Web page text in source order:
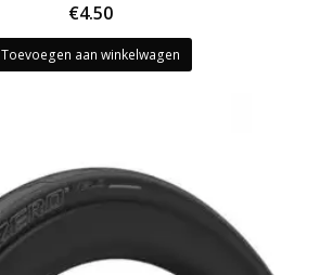
€4.50
Toevoegen aan winkelwagen